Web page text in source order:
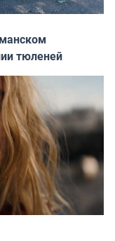
тюленей